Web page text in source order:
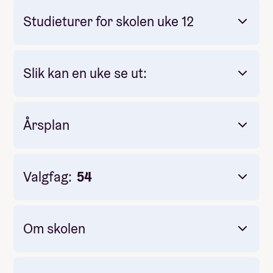
Studieturer for skolen uke 12
Slik kan en uke se ut:
Årsplan
September:
Pilegrimstur/kysttur, Geiranger, Toppturer
November:
Valgfag: 54
Om skolen